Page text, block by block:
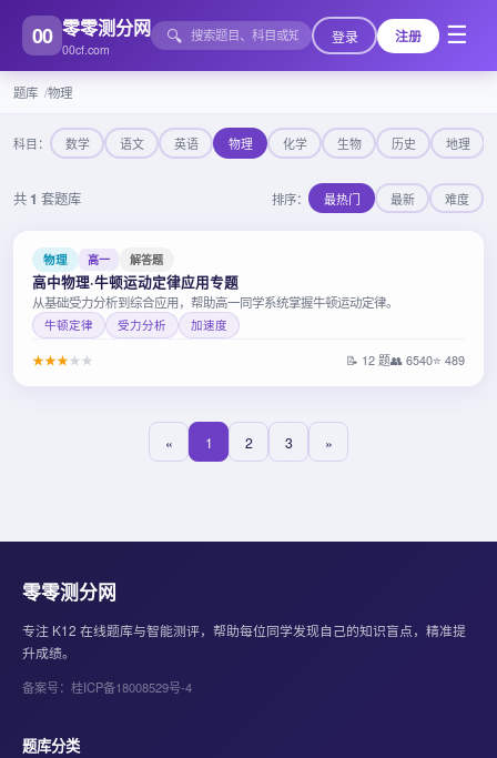
00 零零测分网
00cf.com
🔍 登录 注册 ☰
题库 物理
科目： 数学 语文 英语 物理 化学 生物 历史 地理
共 1 套题库 排序： 最热门 最新 难度
物理 高一 解答题
高中物理·牛顿运动定律应用专题
从基础受力分析到综合应用，帮助高一同学系统掌握牛顿运动定律。
牛顿定律 受力分析 加速度
★★★★ ★ 📝 12 题👥 6540⭐ 489
« 1 2 3 »
零零测分网
专注 K12 在线题库与智能测评，帮助每位同学发现自己的知识盲点，精准提
升成绩。
备案号：桂ICP备18008529号-4
题库分类